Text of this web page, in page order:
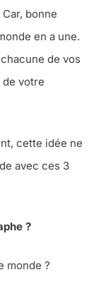
Car, bonne
en a une.
de vos
de votre
cette idée ne
avec ces 3
?
monde ?